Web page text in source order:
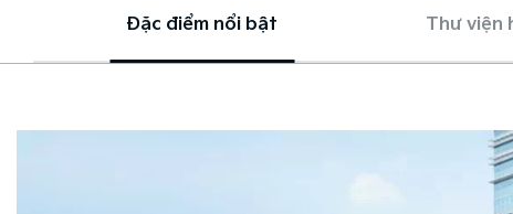
Đặc điểm nổi bật Thư viện